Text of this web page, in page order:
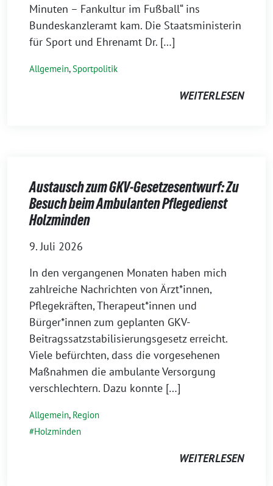
Minuten – Fankultur im Fußball“ ins
Bundeskanzleramt kam. Die Staatsministerin
für Sport und Ehrenamt Dr. […]
Allgemein,Sportpolitik
WEITERLESEN
Austausch zum GKV-Gesetzesentwurf: Zu
Besuch beim Ambulanten Pflegedienst
Holzminden
9. Juli 2026
In den vergangenen Monaten haben mich
zahlreiche Nachrichten von Ärzt*innen,
Pflegekräften, Therapeut*innen und
Bürger*innen zum geplanten GKV-
Beitragssatzstabilisierungsgesetz erreicht.
Viele befürchten, dass die vorgesehenen
Maßnahmen die ambulante Versorgung
verschlechtern. Dazu konnte […]
Allgemein, Region
Holzminden
WEITERLESEN